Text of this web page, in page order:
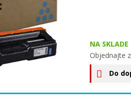
NA SKLADE
Objednajte
Do